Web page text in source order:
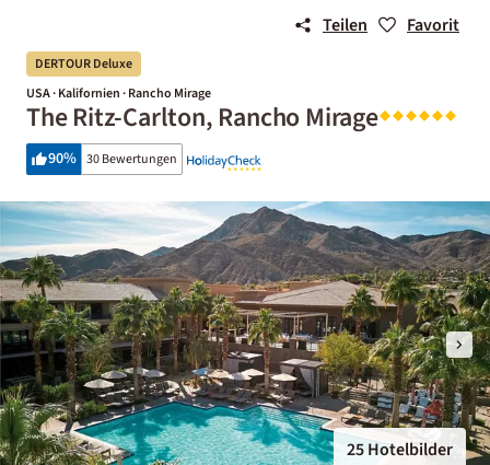
Teilen Favorit
DERTOUR Deluxe
USA · Kalifornien · Rancho Mirage
The Ritz-Carlton, Rancho Mirage
90% 30 Bewertungen
25 Hotelbilder